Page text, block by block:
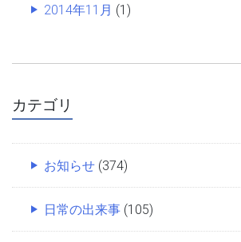
2014年11月 (1)
カテゴリ
お知らせ (374)
日常の出来事 (105)